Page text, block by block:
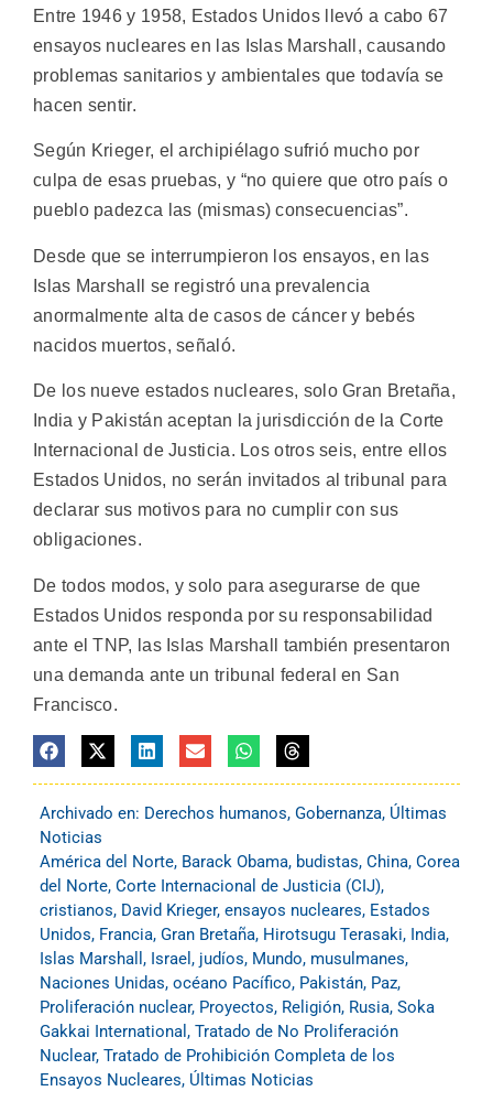
Entre 1946 y 1958, Estados Unidos llevó a cabo 67
ensayos nucleares en las Islas Marshall, causando
problemas sanitarios y ambientales que todavía se
hacen sentir.
Según Krieger, el archipiélago sufrió mucho por
culpa de esas pruebas, y “no quiere que otro país o
pueblo padezca las (mismas) consecuencias”.
Desde que se interrumpieron los ensayos, en las
Islas Marshall se registró una prevalencia
anormalmente alta de casos de cáncer y bebés
nacidos muertos, señaló.
De los nueve estados nucleares, solo Gran Bretaña,
India y Pakistán aceptan la jurisdicción de la Corte
Internacional de Justicia. Los otros seis, entre ellos
Estados Unidos, no serán invitados al tribunal para
declarar sus motivos para no cumplir con sus
obligaciones.
De todos modos, y solo para asegurarse de que
Estados Unidos responda por su responsabilidad
ante el TNP, las Islas Marshall también presentaron
una demanda ante un tribunal federal en San
Francisco.
Archivado en: Derechos humanos, Gobernanza, Últimas
Noticias
América del Norte, Barack Obama, budistas, China, Corea
del Norte, Corte Internacional de Justicia (CIJ),
cristianos, David Krieger, ensayos nucleares, Estados
Unidos, Francia, Gran Bretaña, Hirotsugu Terasaki, India,
Islas Marshall , Israel , judíos, Mundo, musulmanes,
Naciones Unidas, océano Pacífico, Pakistán, Paz,
Proliferación nuclear, Proyectos, Religión, Rusia, Soka
Gakkai International , Tratado de No Proliferación
Nuclear, Tratado de Prohibición Completa de los
Ensayos Nucleares, Últimas Noticias